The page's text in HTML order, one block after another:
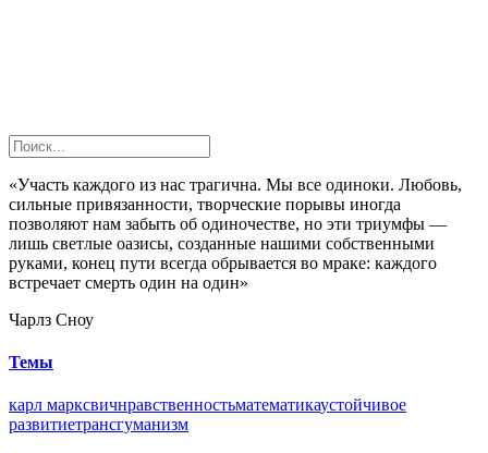
«Участь каждого из нас трагична. Мы все одиноки. Любовь,
сильные привязанности, творческие порывы иногда
позволяют нам забыть об одиночестве, но эти триумфы —
лишь светлые оазисы, созданные нашими собственными
руками, конец пути всегда обрывается во мраке: каждого
встречает смерть один на один»
Чарлз Сноу
Темы
карл марксвичнравственностьматематикаустойчивое
развитиетрансгуманизм